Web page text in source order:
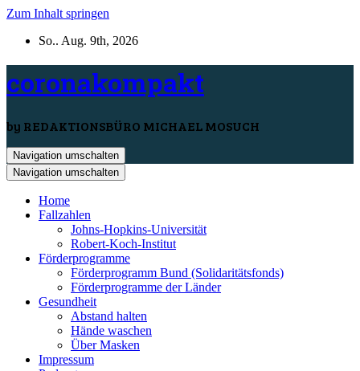
Zum Inhalt springen
So.. Aug. 9th, 2026
coronakompakt
by REDAKTIONSBÜRO MICHAEL MOSUCH
Navigation umschalten
Navigation umschalten
Home
Fallzahlen
Johns-Hopkins-Universität
Robert-Koch-Institut
Förderprogramme
Förderprogramm Bund (Solidaritätsfonds)
Förderprogramme der Länder
Gesundheit
Abstand halten
Hände waschen
Über Masken
Impressum